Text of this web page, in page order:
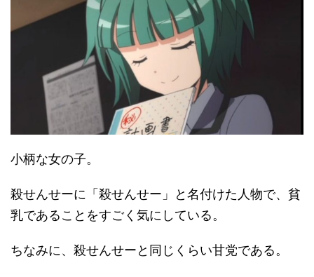
小柄な女の子。
殺せんせーに「殺せんせー」と名付けた人物で、貧
乳であることをすごく気にしている。
ちなみに、殺せんせーと同じくらい甘党である。